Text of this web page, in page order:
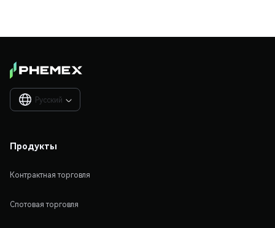
Русский 
Продукты
Контрактная торговля
Спотовая торговля